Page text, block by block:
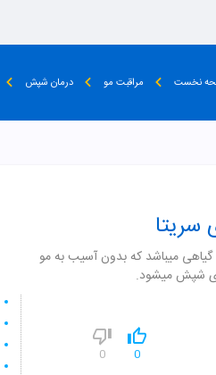
نخست مراقبت مو درمان شپش
میباشد که بدون آسیب به مو
شپش میشود.
0
0